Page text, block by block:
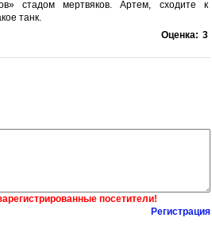
стадом мертвяков. Артем, сходите к
танк.
Оценка: 3
посетители!
Регистрация